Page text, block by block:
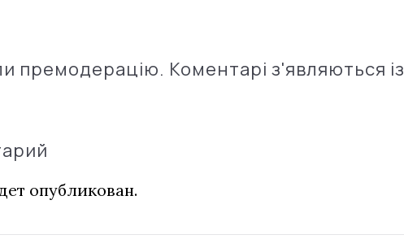
премодерацію. Коментарі з'являються із
опубликован.